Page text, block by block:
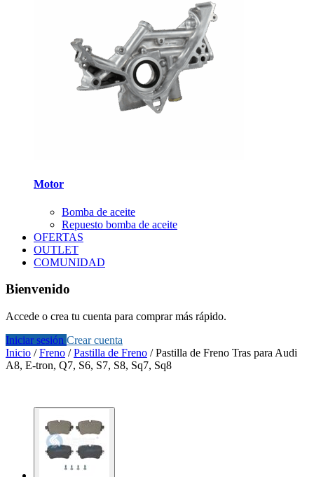
Motor
Bomba de aceite
Repuesto bomba de aceite
OFERTAS
OUTLET
COMUNIDAD
Bienvenido
Accede o crea tu cuenta para comprar más rápido.
Iniciar sesión Crear cuenta
Inicio /Freno /Pastilla de Freno /Pastilla de Freno Tras para Audi
A8, E-tron, Q7, S6, S7, S8, Sq7, Sq8